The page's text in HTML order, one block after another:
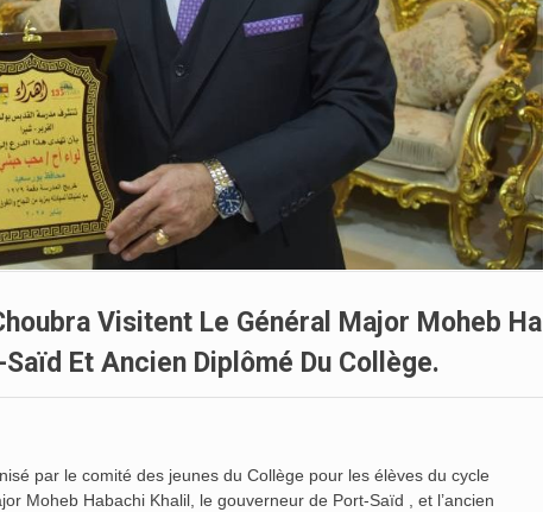
Visitent Le Général Major Moheb Ha
Et Ancien Diplômé Du Collège.
par le comité des jeunes du Collège pour les élèves du cycle
Moheb Habachi Khalil, le gouverneur de Port-Saïd , et l’ancien